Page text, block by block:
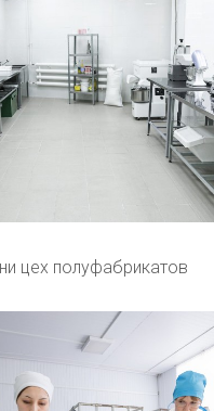
цех полуфабрикатов